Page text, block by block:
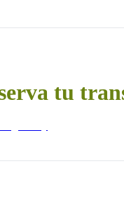
tu